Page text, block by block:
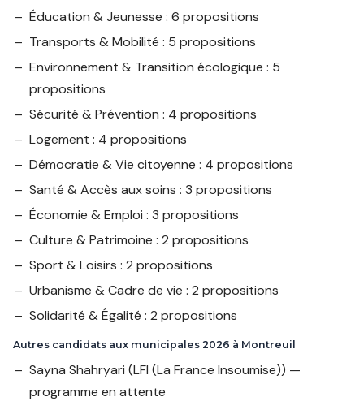
Éducation & Jeunesse : 6 propositions
Transports & Mobilité : 5 propositions
Environnement & Transition écologique : 5
propositions
Sécurité & Prévention : 4 propositions
Logement : 4 propositions
Démocratie & Vie citoyenne : 4 propositions
Santé & Accès aux soins : 3 propositions
Économie & Emploi : 3 propositions
Culture & Patrimoine : 2 propositions
Sport & Loisirs : 2 propositions
Urbanisme & Cadre de vie : 2 propositions
Solidarité & Égalité : 2 propositions
Autres candidats aux municipales 2026 à Montreuil
Sayna Shahryari (LFI (La France Insoumise)) —
programme en attente